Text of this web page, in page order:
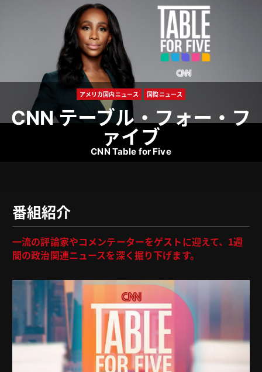
アメリカ国内ニュース 国際ニュース
CNN テーブル・フォー・フ
ァイブ
CNN Table for Five
番組紹介
一流の評論家やコメンテーターをゲストに迎えて、１週
間の政治関連ニュースを深く掘り下げます。